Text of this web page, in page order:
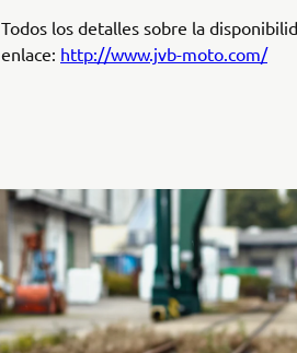
Todos los detalles sobre la
enlace: http://www.jvb-moto.com/